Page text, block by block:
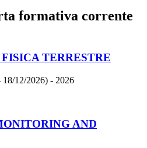
formativa corrente
TERRESTRE
18/12/2026) - 2026
AND